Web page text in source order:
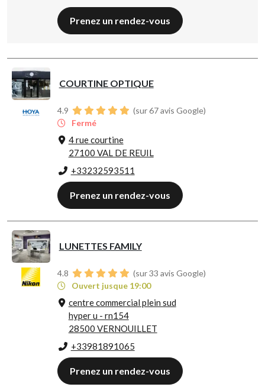
Prenez un rendez-vous
COURTINE OPTIQUE
4.9
(sur 67 avis Google)
Fermé
4 rue courtine
27100 VAL DE REUIL
+33232593511
Prenez un rendez-vous
LUNETTES FAMILY
4.8
(sur 33 avis Google)
Ouvert jusque 19:00
centre commercial plein sud
hyper u - rn154
28500 VERNOUILLET
+33981891065
Prenez un rendez-vous